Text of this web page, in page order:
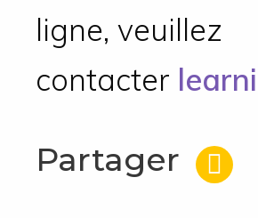
ligne, veuillez
contacter
Partager